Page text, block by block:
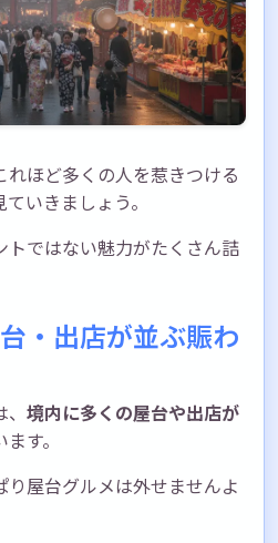
ほど多くの人を惹きつける
いきましょう。
トではない魅力がたくさん詰
・出店が並ぶ賑わ
境内に多くの屋台や出店が
す。
屋台グルメは外せませんよ